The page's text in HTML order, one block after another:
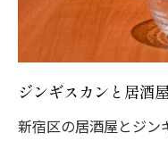
ジンギスカンと居酒
新宿区の居酒屋とジン